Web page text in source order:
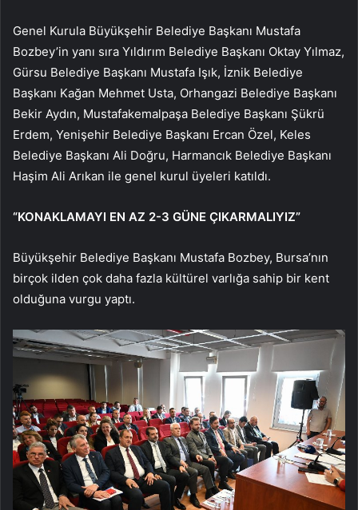
Genel Kurula Büyükşehir Belediye Başkanı Mustafa
Bozbey’in yanı sıra Yıldırım Belediye Başkanı Oktay Yılmaz,
Gürsu Belediye Başkanı Mustafa Işık, İznik Belediye
Başkanı Kağan Mehmet Usta, Orhangazi Belediye Başkanı
Bekir Aydın, Mustafakemalpaşa Belediye Başkanı Şükrü
Erdem, Yenişehir Belediye Başkanı Ercan Özel, Keles
Belediye Başkanı Ali Doğru, Harmancık Belediye Başkanı
Haşim Ali Arıkan ile genel kurul üyeleri katıldı.
“KONAKLAMAYI EN AZ 2-3 GÜNE ÇIKARMALIYIZ”
Büyükşehir Belediye Başkanı Mustafa Bozbey, Bursa’nın
birçok ilden çok daha fazla kültürel varlığa sahip bir kent
olduğuna vurgu yaptı.